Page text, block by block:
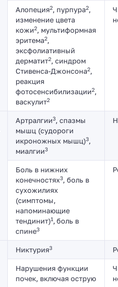
Алопеция2, пурпура2,
изменение цвета
кожи2, мультиформная
эритема2,
эксфолиативный
дерматит2, синдром
Стивенса-Джонсона2,
реакция
фотосенсибилизации2,
васкулит2
Артралгии3, спазмы
мышц (судороги
икроножных мышц)3,
миалгии3
Боль в нижних
конечностях3, боль в
сухожилиях
(симптомы,
напоминающие
тендинит)1, боль в
спине3
Никтурия3
Нарушения функции
почек, включая острую